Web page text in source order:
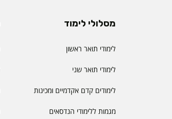
מסלולי לימוד
לימודי תואר ראשון
לימודי תואר שני
לימודים קדם אקדמיים ומכינות
מגמות ללימודי הנדסאים